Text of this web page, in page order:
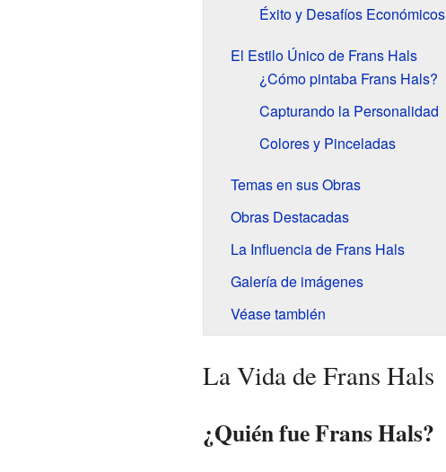
Éxito y Desafíos Económicos
El Estilo Único de Frans Hals
¿Cómo pintaba Frans Hals?
Capturando la Personalidad
Colores y Pinceladas
Temas en sus Obras
Obras Destacadas
La Influencia de Frans Hals
Galería de imágenes
Véase también
La Vida de Frans Hals
¿Quién fue Frans Hals?